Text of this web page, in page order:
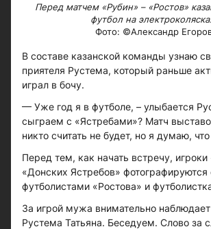
Перед матчем «Рубин» – «Ростов»
футбол на
Фото: ©Александр
В составе казанской команды узнаю
приятеля Рустема, который раньше
играл в бочу.
— Уже год я в футболе, – улыбается
сыграем с «Ястребами»? Матч
никто считать не будет, но я думаю,
Перед тем, как начать встречу,
«Донских Ястребов» фотографируются
футболистами «Ростова» и
За игрой мужа внимательно наблюдает
Рустема Татьяна. Беседуем. Слово за